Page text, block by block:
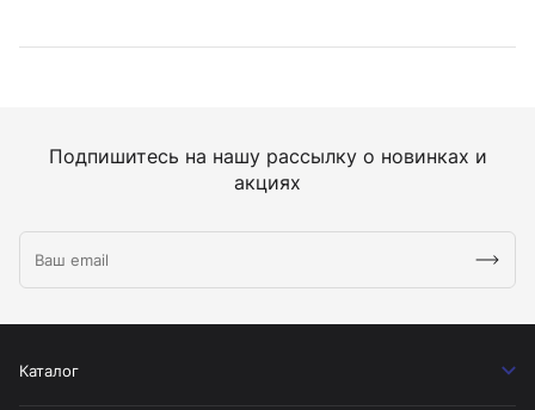
Подпишитесь на нашу рассылку о новинках и
акциях
Каталог